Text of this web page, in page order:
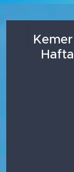
Spor
Siyaset
Düzce
Süper Lig
Tüm